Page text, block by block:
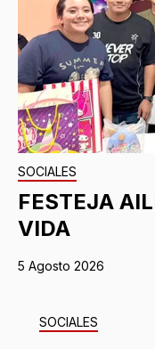
SOCIALES
FESTEJA
VIDA
5 Agosto 2026
SOCIALES